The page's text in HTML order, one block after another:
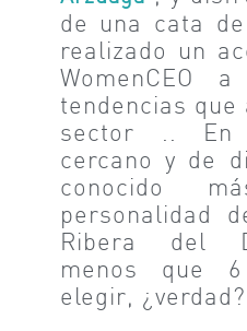
de una cata
realizado un
WomenCEO
tendencias
sector .. En
cercano y de
conocido
personalidad
Ribera del
menos que
elegir, ¿verdad?